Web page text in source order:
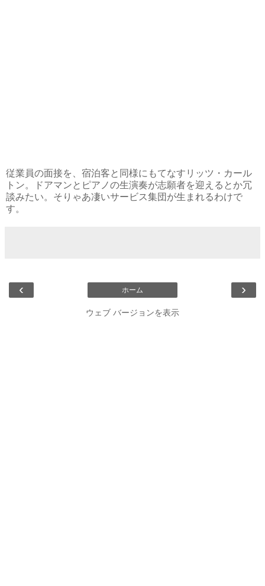
従業員の面接を、宿泊客と同様にもてなすリッツ・カール
トン。ドアマンとピアノの生演奏が志願者を迎えるとか冗
談みたい。そりゃあ凄いサービス集団が生まれるわけで
す。
‹ ›
ホーム
ウェブ バージョンを表示